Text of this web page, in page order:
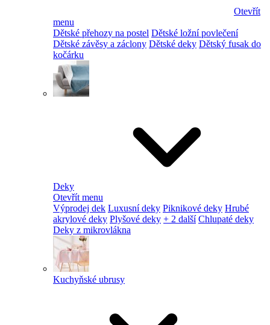
Otevřít
menu
Dětské přehozy na postel Dětské ložní povlečení
Dětské závěsy a záclony Dětské deky Dětský fusak do
kočárku
Deky
Otevřít menu
Výprodej dek Luxusní deky Piknikové deky Hrubé
akrylové deky Plyšové deky + 2 další Chlupaté deky
Deky z mikrovlákna
Kuchyňské ubrusy